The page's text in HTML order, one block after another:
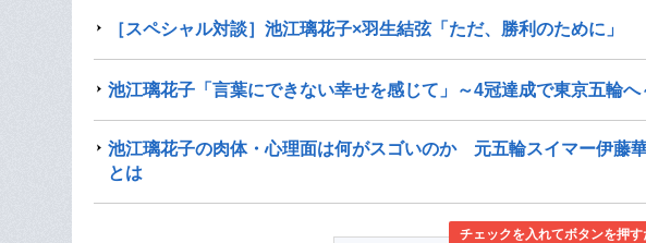
［スペシャル対談］池江璃花子×羽生結弦「ただ、勝利のために」
池江璃花子「言葉にできない幸せを感じて」～4冠達成で東京五輪へ
池江璃花子の肉体・心理面は何がスゴいのか 元五輪スイマー伊藤
とは
チェックを入れてボタンを押す